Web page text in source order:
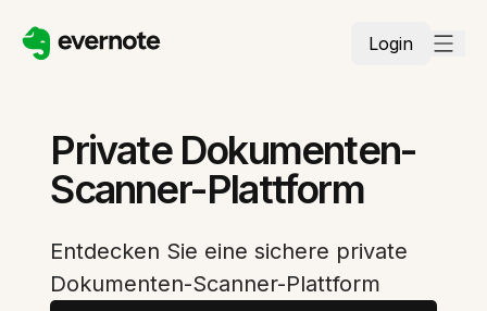
Login
Private Dokumenten-
Scanner-Plattform
Entdecken Sie eine sichere private
Dokumenten-Scanner-Plattform